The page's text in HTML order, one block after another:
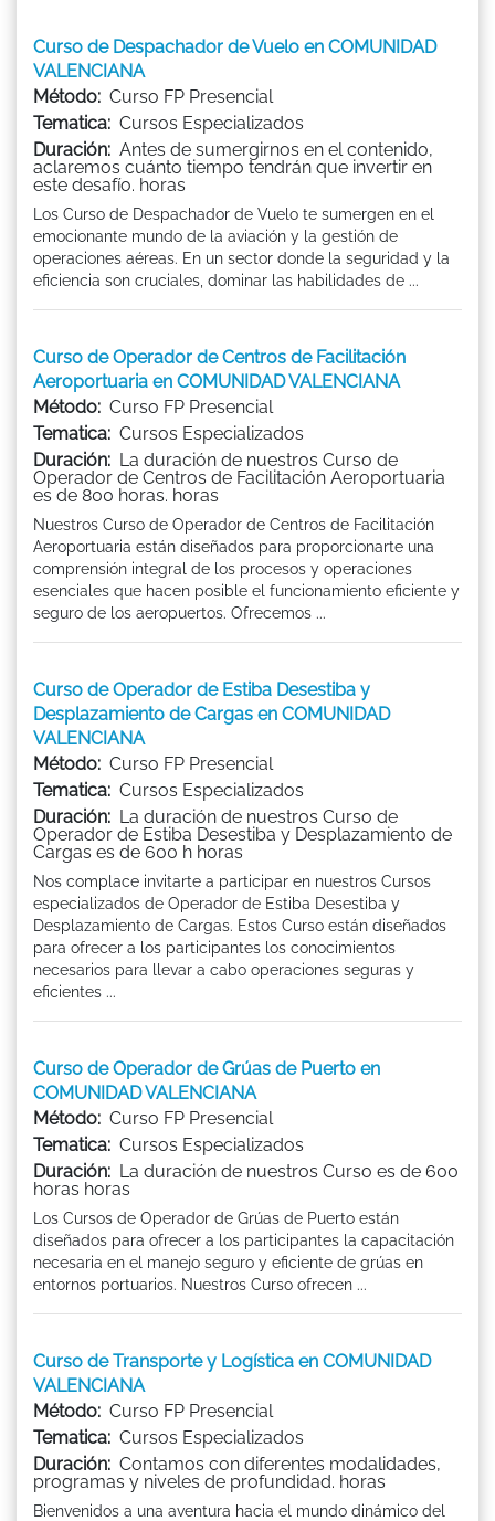
Curso de Despachador de Vuelo en COMUNIDAD
VALENCIANA
Método: Curso FP Presencial
Tematica: Cursos Especializados
Duración: Antes de sumergirnos en el contenido,
aclaremos cuánto tiempo tendrán que invertir en
este desafío. horas
Los Curso de Despachador de Vuelo te sumergen en el
emocionante mundo de la aviación y la gestión de
operaciones aéreas. En un sector donde la seguridad y la
eficiencia son cruciales, dominar las habilidades de ...
Curso de Operador de Centros de Facilitación
Aeroportuaria en COMUNIDAD VALENCIANA
Método: Curso FP Presencial
Tematica: Cursos Especializados
Duración: La duración de nuestros Curso de
Operador de Centros de Facilitación Aeroportuaria
es de 800 horas. horas
Nuestros Curso de Operador de Centros de Facilitación
Aeroportuaria están diseñados para proporcionarte una
comprensión integral de los procesos y operaciones
esenciales que hacen posible el funcionamiento eficiente y
seguro de los aeropuertos. Ofrecemos ...
Curso de Operador de Estiba Desestiba y
Desplazamiento de Cargas en COMUNIDAD
VALENCIANA
Método: Curso FP Presencial
Tematica: Cursos Especializados
Duración: La duración de nuestros Curso de
Operador de Estiba Desestiba y Desplazamiento de
Cargas es de 600 h horas
Nos complace invitarte a participar en nuestros Cursos
especializados de Operador de Estiba Desestiba y
Desplazamiento de Cargas. Estos Curso están diseñados
para ofrecer a los participantes los conocimientos
necesarios para llevar a cabo operaciones seguras y
eficientes ...
Curso de Operador de Grúas de Puerto en
COMUNIDAD VALENCIANA
Método: Curso FP Presencial
Tematica: Cursos Especializados
Duración: La duración de nuestros Curso es de 600
horas horas
Los Cursos de Operador de Grúas de Puerto están
diseñados para ofrecer a los participantes la capacitación
necesaria en el manejo seguro y eficiente de grúas en
entornos portuarios. Nuestros Curso ofrecen ...
Curso de Transporte y Logística en COMUNIDAD
VALENCIANA
Método: Curso FP Presencial
Tematica: Cursos Especializados
Duración: Contamos con diferentes modalidades,
programas y niveles de profundidad. horas
Bienvenidos a una aventura hacia el mundo dinámico del